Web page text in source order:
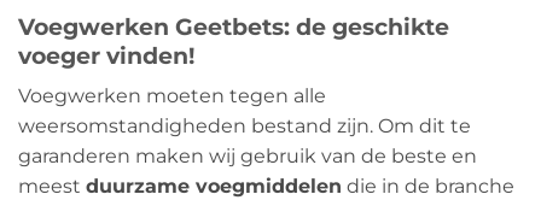
Voegwerken Geetbets: de geschikte
voeger vinden!
Voegwerken moeten tegen alle
weersomstandigheden bestand zijn. Om dit te
garanderen maken wij gebruik van de beste en
meest duurzame voegmiddelen die in de branche